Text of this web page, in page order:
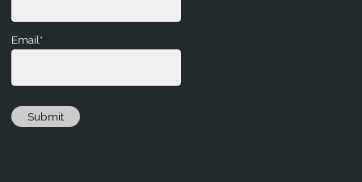
Email*
Submit